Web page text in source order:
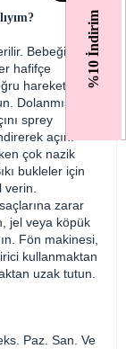
%10 İndirim
Bebeğin
hafifçe
hareket
Dolanmış olan
sprey
açın.
çok nazik
bukleler için
verin.
zarar
jel veya köpük
Fön makinesi,
kullanmaktan
uzak tutun.
Paz. San. Ve